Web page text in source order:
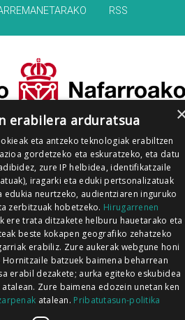
RSS
erabilera arduratsua
eta antzeko teknologiak erabiltzen
gordetzeko eta eskuratzeko, eta datu
zure IP helbidea, identifikatzaile
iragarki eta eduki pertsonalizatuak
edukia neurtzeko, audientziaren inguruko
zerbitzuak hobetzeko. Hirugarrenen
ere trata ditzakete helburu hauetarako eta
beste kokapen geografiko zehatzeko
erabiliz. Zure aukerak webgune honi
batzuek baimena beharrean
erabil dezakete; aurka egiteko eskubidea
atalean. Zure baimena edozein unetan ken
atalean. Pribatutasun-politika